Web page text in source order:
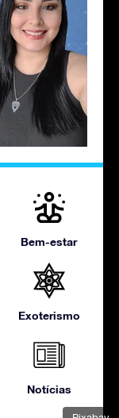
Bem-estar
Exoterismo
Notícias